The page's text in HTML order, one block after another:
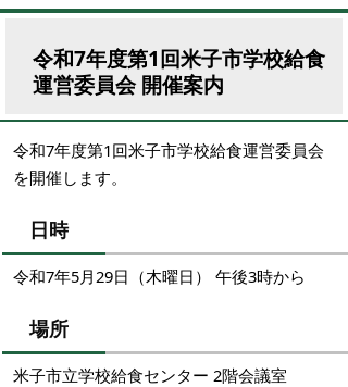
令和7年度第1回米子市学校給食
運営委員会 開催案内
令和7年度第1回米子市学校給食運営委員会
を開催します。
日時
令和7年5月29日（木曜日） 午後3時から
場所
米子市立学校給食センター 2階会議室